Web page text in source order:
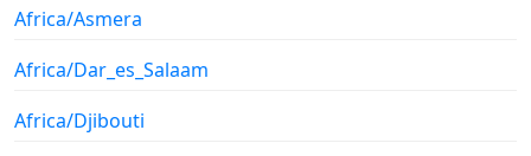
Africa/Asmera
Africa/Dar_es_Salaam
Africa/Djibouti